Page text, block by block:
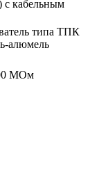
с кабельным
типа ТПК
алюмель
МОм